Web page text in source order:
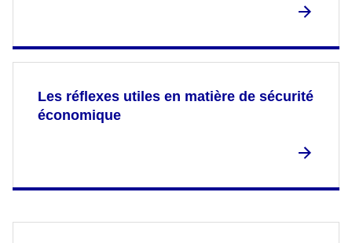
Les réflexes utiles en matière de sécurité
économique